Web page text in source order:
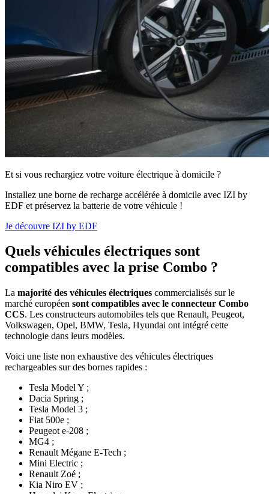
Et si vous rechargiez votre voiture électrique à domicile ?
Installez une borne de recharge accélérée à domicile avec IZI by
EDF et préservez la batterie de votre véhicule !
Je découvre IZI by EDF
Quels véhicules électriques sont
compatibles avec la prise Combo ?
La majorité des véhicules électriques commercialisés sur le
marché européen sont compatibles avec le connecteur Combo
CCS. Les constructeurs automobiles tels que Renault, Peugeot,
Volkswagen, Opel, BMW, Tesla, Hyundai ont intégré cette
technologie dans leurs modèles.
Voici une liste non exhaustive des véhicules électriques
rechargeables sur des bornes rapides :
Tesla Model Y ;
Dacia Spring ;
Tesla Model 3 ;
Fiat 500e ;
Peugeot e-208 ;
MG4 ;
Renault Mégane E-Tech ;
Mini Electric ;
Renault Zoé ;
Kia Niro EV ;